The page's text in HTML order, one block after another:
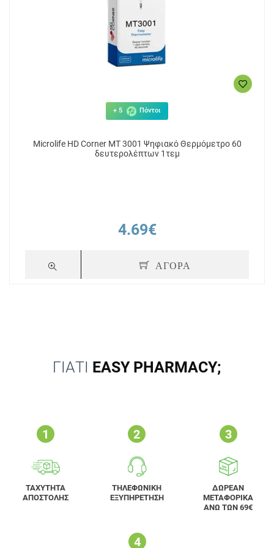
+ 5 Πόντοι
Microlife HD Corner MT 3001 Ψηφιακό Θερμόμετρο 60
δευτερολέπτων 1τεμ
4.69€
ΑΓΟΡΑ
ΓΙΑΤΙ EASY PHARMACY;
ΤΑΧΥΤΗΤΑ
ΑΠΟΣΤΟΛΗΣ
ΤΗΛΕΦΩΝΙΚΗ
ΕΞΥΠΗΡΕΤΗΣΗ
ΔΩΡΕΑΝ
ΜΕΤΑΦΟΡΙΚΑ
ΑΝΩ ΤΩΝ 69€